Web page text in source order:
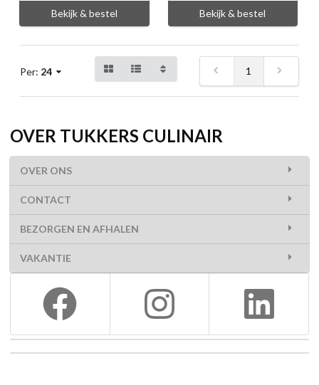
Bekijk & bestel Bekijk & bestel
Per: 24 1
OVER TUKKERS CULINAIR
OVER ONS
CONTACT
BEZORGEN EN AFHALEN
VAKANTIE